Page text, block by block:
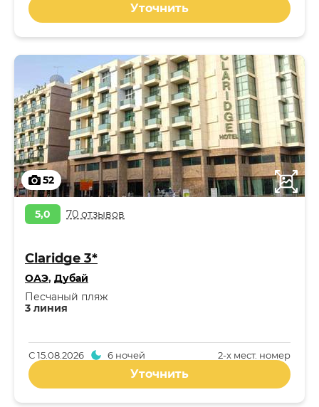
Уточнить
52
5,0 70 отзывов
Claridge 3*
ОАЭ, Дубай
3 линия
Песчаный пляж
2-x мест. номер
С15.08.2026 6 ночей
Уточнить